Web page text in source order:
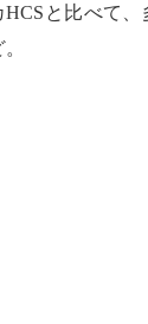
HCS と比べて、